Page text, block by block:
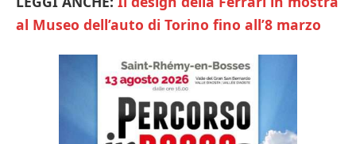
al Museo dell’auto di Torino fino all’8 marzo